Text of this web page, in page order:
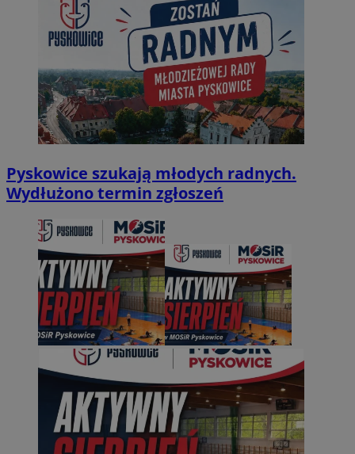
Pyskowice szukają młodych radnych.
Wydłużono termin zgłoszeń